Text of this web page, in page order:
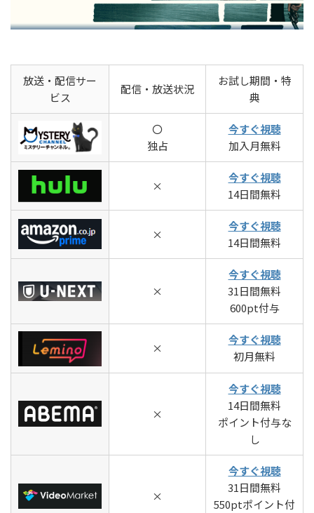
放送・配信サー
ビス
配信・放送状況
お試し期間・特
典
〇
独占
今すぐ視聴
加入月無料
×
今すぐ視聴
14日間無料
×
今すぐ視聴
14日間無料
×
今すぐ視聴
31日間無料
600pt付与
×
今すぐ視聴
初月無料
×
今すぐ視聴
14日間無料
ポイント付与な
し
×
今すぐ視聴
31日間無料
550ptポイント付